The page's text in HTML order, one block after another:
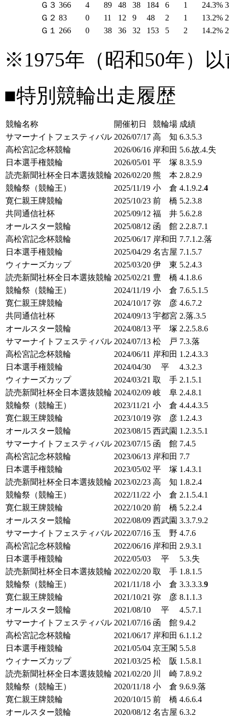
Ｇ３ 366 4 89 48 38 184 6 1 24.3%
Ｇ２ 83 0 11 12 9 48 2 1 13.2%
Ｇ１
266 0 38 36 32 153 5 2 14.2%
※1975年（昭和50年）
■特別競輪出走履歴
競輪名称 開催初日 競輪場 成績
サマーナイトフェスティバル 2026/07/17 高 知 6.3.5.3
高松宮記念杯競輪
2026/06/16 岸和田 5.6.故.4.失
日本選手権競輪
2026/05/01 平 塚 8.3.5.9
読売新聞社杯全日本選抜競輪 2026/02/20 熊 本 2.8.2.9
競輪祭（競輪王）
2025/11/19 小 倉 4.1.9.2.4
寛仁親王牌競輪
2025/10/23 前 橋 5.2.3.8
共同通信社杯
2025/09/12 福 井 5.6.2.8
オールスター競輪
2025/08/12 函 館 2.2.8.7.1
高松宮記念杯競輪
2025/06/17 岸和田 7.7.1.2.落
日本選手権競輪
2025/04/29 名古屋 7.1.5.7
ウィナーズカップ
2025/03/20 伊 東 5.2.4.3
読売新聞社杯全日本選抜競輪 2025/02/21 豊 橋 4.1.8.6
競輪祭（競輪王）
2024/11/19 小 倉 7.6.5.1.5
寛仁親王牌競輪
2024/10/17 弥 彦 4.6.7.2
共同通信社杯
2024/09/13 宇都宮 2.落.3.5
オールスター競輪
2024/08/13 平 塚 2.2.5.8.6
サマーナイトフェスティバル 2024/07/13 松 戸 7.3.落
高松宮記念杯競輪
2024/06/11 岸和田 1.2.4.3.3
日本選手権競輪
2024/04/30 平
4.3.2.3
ウィナーズカップ
2024/03/21 取 手 2.1.5.1
読売新聞社杯全日本選抜競輪 2024/02/09 岐 阜 2.4.8.1
競輪祭（競輪王）
2023/11/21 小 倉 4.4.4.3.5
寛仁親王牌競輪
2023/10/19 弥 彦 1.2.4.3
オールスター競輪
2023/08/15 西武園 1.2.3.5.1
サマーナイトフェスティバル 2023/07/15 函 館 7.4.5
高松宮記念杯競輪
2023/06/13 岸和田 7.7
日本選手権競輪
2023/05/02 平 塚 1.4.3.1
読売新聞社杯全日本選抜競輪 2023/02/23 高 知 1.8.2.4
競輪祭（競輪王）
2022/11/22 小 倉 2.1.5.4.1
寛仁親王牌競輪
2022/10/20 前 橋 5.2.2.4
オールスター競輪
2022/08/09 西武園 3.3.7.9.2
サマーナイトフェスティバル 2022/07/16 玉 野 4.7.6
高松宮記念杯競輪
2022/06/16 岸和田 2.9.3.1
日本選手権競輪
2022/05/03 平
5.3.失
読売新聞社杯全日本選抜競輪 2022/02/20 取 手 1.8.1.5
競輪祭（競輪王）
2021/11/18 小 倉 3.3.3.3.9
寛仁親王牌競輪
2021/10/21 弥 彦 8.1.1.3
オールスター競輪
2021/08/10 平
4.5.7.1
サマーナイトフェスティバル 2021/07/16 函 館 9.4.2
高松宮記念杯競輪
2021/06/17 岸和田 6.1.1.2
日本選手権競輪
2021/05/04 京王閣 5.5.8
ウィナーズカップ
2021/03/25 松 阪 1.5.8.1
読売新聞社杯全日本選抜競輪 2021/02/20 川 崎 7.8.9.2
競輪祭（競輪王）
2020/11/18 小 倉 9.6.9.落
寛仁親王牌競輪
2020/10/15 前 橋 4.6.6.4
オールスター競輪
2020/08/12 名古屋 6.3.2